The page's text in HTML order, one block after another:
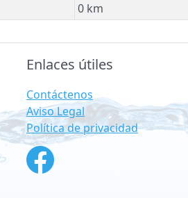
0 km
Enlaces útiles
Contáctenos
Aviso Legal
Política de privacidad